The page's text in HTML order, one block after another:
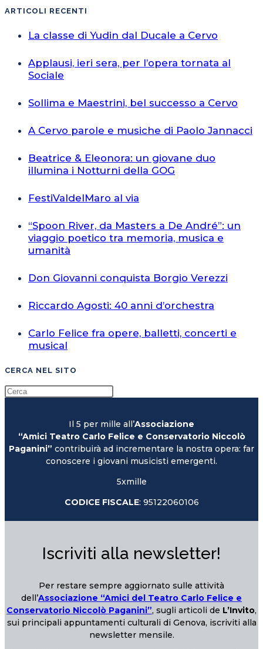
ARTICOLI RECENTI
La classe di Yudin dal Ducale a Cervo
Applausi, ieri sera, per l’opera tornata al
Sociale
Sollima e Maestrini, bel successo a Cervo
A Cervo parole e musiche di Paolo Jannacci
Beatrice & Eleonora: un giovane duo
illumina i Notturni della GOG
FestiValdelMaro al via
“Spoon River, da Masters a De André”: un
viaggio poetico tra memoria, musica e
umanità
Don Giovanni conquista Borgio Verezzi
Riccardo Agosti: 40 anni d’orchestra
Carlo Felice fra opere, balletti, concerti e
musical
CERCA NEL SITO
Il 5 per mille all’Associazione
“Amici Teatro Carlo Felice e Conservatorio Niccolò
Paganini” contribuirà ad incrementare la nostra opera: far
conoscere i giovani musicisti emergenti.
5xmille
CODICE FISCALE: 95122060106
Iscriviti alla newsletter!
Per restare sempre aggiornato sulle attività
dell’Associazione “Amici del Teatro Carlo Felice e
Conservatorio Niccolò Paganini”, sugli articoli de L’Invito,
sui principali appuntamenti culturali di Genova, iscriviti alla
newsletter mensile.